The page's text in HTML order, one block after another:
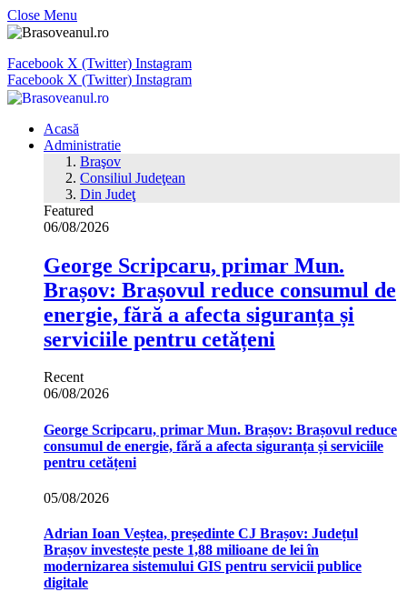
Close Menu
Facebook X (Twitter) Instagram
Facebook X (Twitter) Instagram
Acasă
Administratie
Braşov
Consiliul Judeţean
Din Judeţ
Featured
06/08/2026
George Scripcaru, primar Mun.
Brașov: Brașovul reduce consumul de
energie, fără a afecta siguranța și
serviciile pentru cetățeni
Recent
06/08/2026
George Scripcaru, primar Mun. Brașov: Brașovul reduce
consumul de energie, fără a afecta siguranța și serviciile
pentru cetățeni
05/08/2026
Adrian Ioan Veștea, președinte CJ Brașov: Județul
Brașov investește peste 1,88 milioane de lei în
modernizarea sistemului GIS pentru servicii publice
digitale